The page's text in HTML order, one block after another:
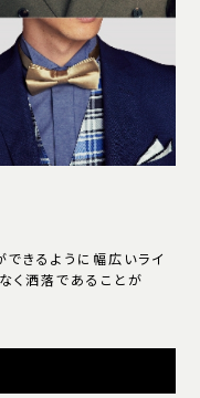
きるように幅広いライ
く洒落であることが